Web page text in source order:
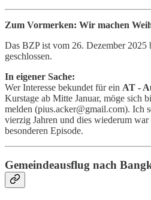
Zum Vormerken: Wir machen
Das BZP ist vom 26. Dezember 2025
geschlossen.
In eigener Sache:
Wer Interesse bekundet für ein AT -
Kurstage ab Mitte Januar, möge sich
melden (pius.acker@gmail.com). Ich
vierzig Jahren und dies wiederum
besonderen Episode.
Gemeindeausflug nach